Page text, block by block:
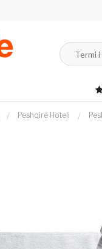
Peshqirë Hoteli